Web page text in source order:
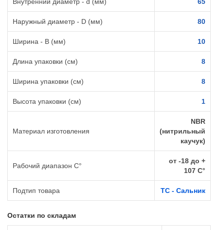
Внутренний диаметр - d (мм) 65
Наружный диаметр - D (мм) 80
Ширина - B (мм) 10
Длина упаковки (см) 8
Ширина упаковки (см) 8
Высота упаковки (см) 1
Материал изготовления
NBR
(нитрильный
каучук)
Рабочий диапазон C°
от -18 до +
107 C°
Подтип товара TC - Сальник
Остатки по складам